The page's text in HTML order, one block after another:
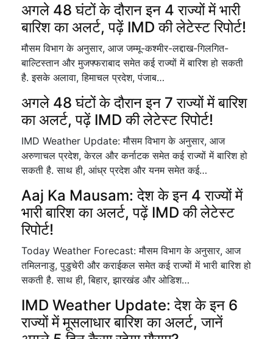
अगले 48 घंटों के दौरान इन 4 राज्यों में भारी
बारिश का अलर्ट, पढ़ें IMD की लेटेस्ट रिपोर्ट!
मौसम विभाग के अनुसार, आज जम्मू-कश्मीर-लद्दाख-गिलगित-
बाल्टिस्तान और मुजफ्फराबाद समेत कई राज्यों में बारिश हो सकती
है. इसके अलावा, हिमाचल प्रदेश, पंजाब…
अगले 48 घंटों के दौरान इन 7 राज्यों में बारिश
का अलर्ट, पढ़ें IMD की लेटेस्ट रिपोर्ट!
IMD Weather Update: मौसम विभाग के अनुसार, आज
अरुणाचल प्रदेश, केरल और कर्नाटक समेत कई राज्यों में बारिश हो
सकती है. साथ ही, आंध्र प्रदेश और यनम समेत कई…
Aaj Ka Mausam: देश के इन 4 राज्यों में
भारी बारिश का अलर्ट, पढ़ें IMD की लेटेस्ट
रिपोर्ट!
Today Weather Forecast: मौसम विभाग के अनुसार, आज
तमिलनाडु, पुडुचेरी और कराईकल समेत कई राज्यों में भारी बारिश हो
सकती है. साथ ही, बिहार, झारखंड और ओडिश…
IMD Weather Update: देश के इन 6
राज्यों में मूसलाधार बारिश का अलर्ट, जानें